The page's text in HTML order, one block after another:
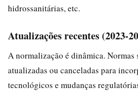
hidrossanitárias, etc.
Atualizações recentes (2023-
A normalização é dinâmica. Normas
atualizadas ou canceladas para
tecnológicos e mudanças